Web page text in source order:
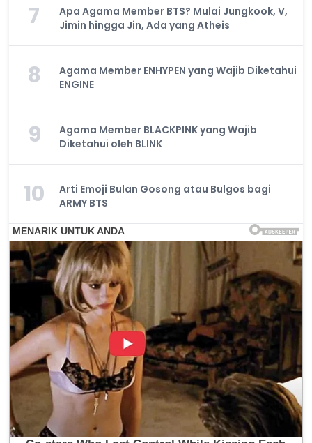
7
Apa Agama Member BTS? Mulai Jungkook, V,
Jimin hingga Jin, Ada yang Atheis
8
Agama Member ENHYPEN yang Wajib Diketahui
ENGINE
9
Agama Member BLACKPINK yang Wajib
Diketahui oleh BLINK
10
Arti Emoji Bulan Gosong atau Bulgos bagi
ARMY BTS